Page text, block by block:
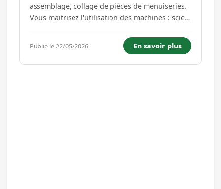
assemblage, collage de pièces de menuiseries.
Vous maitrisez l'utilisation des machines : scie,
vous former si vous avez déjà les compétences
de base. Débutant accepté si formation dans le
domaine....
Publie le 22/05/2026 En savoir plus